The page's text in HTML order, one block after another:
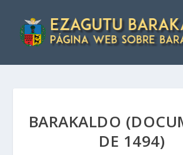
BARAKALDO
DE 1494)